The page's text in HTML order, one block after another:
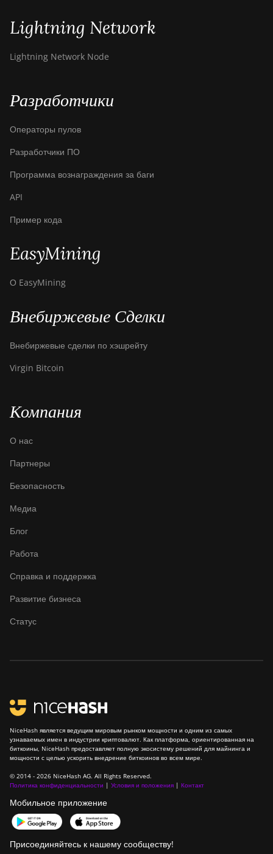
Lightning Network
Lightning Network Node
Разработчики
Операторы пулов
Разработчики ПО
Программа вознаграждения за баги
API
Пример кода
EasyMining
О EasyMining
Внебиржевые Сделки
Внебиржевые сделки по хэшрейту
Virgin Bitcoin
Компания
О нас
Партнеры
Безопасность
Медиа
Блог
Работа
Справка и поддержка
Развитие бизнеса
Статус
NiceHash является ведущим мировым рынком мощности и одним из самых
узнаваемых имен в индустрии криптовалют. Как платформа, ориентированная на
биткоины, NiceHash предоставляет полную экосистему решений для майнинга и
мощности с целью ускорить внедрение биткоинов во всем мире.
© 2014 - 2026 NiceHash AG. All Rights Reserved.
Политика конфиденциальности | Условия и положения | Контакт
Мобильное приложение
Присоединяйтесь к нашему сообществу!